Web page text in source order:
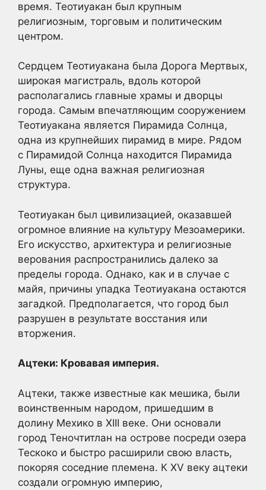
время. Теотиуакан был крупным
религиозным, торговым и политическим
центром.
Сердцем Теотиуакана была Дорога Мертвых,
широкая магистраль, вдоль которой
располагались главные храмы и дворцы
города. Самым впечатляющим сооружением
Теотиуакана является Пирамида Солнца,
одна из крупнейших пирамид в мире. Рядом
с Пирамидой Солнца находится Пирамида
Луны, еще одна важная религиозная
структура.
Теотиуакан был цивилизацией, оказавшей
огромное влияние на культуру Мезоамерики.
Его искусство, архитектура и религиозные
верования распространились далеко за
пределы города. Однако, как и в случае с
майя, причины упадка Теотиуакана остаются
загадкой. Предполагается, что город был
разрушен в результате восстания или
вторжения.
Ацтеки: Кровавая империя.
Ацтеки, также известные как мешика, были
воинственным народом, пришедшим в
долину Мехико в XIII веке. Они основали
город Теночтитлан на острове посреди озера
Тескоко и быстро расширили свою власть,
покоряя соседние племена. К XV веку ацтеки
создали огромную империю,